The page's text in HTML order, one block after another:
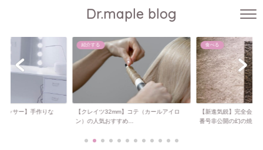
Dr.maple blog
ッサー】手作りな
紹介する
【クレイツ32mm】コテ（カールアイロ
ン）の人気おすすめ...
食べる
【新進気鋭】完全会
番号非公開の幻の焼...